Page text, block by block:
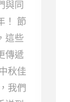
與同
！ 節
這些
傳遞
秋佳
我們